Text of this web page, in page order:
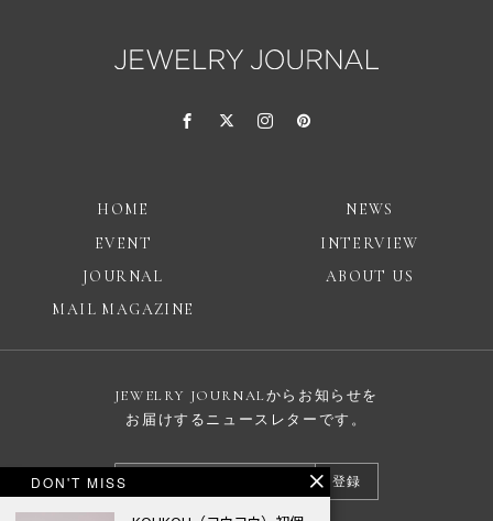
HOME
NEWS
EVENT
INTERVIEW
JOURNAL
ABOUT US
MAIL MAGAZINE
JEWELRY JOURNALからお知らせを
お届けするニュースレターです。
登録
DON'T MISS